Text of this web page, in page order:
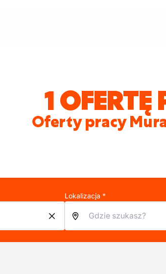
1 OFERTĘ
Oferty pracy
Lokalizacja *